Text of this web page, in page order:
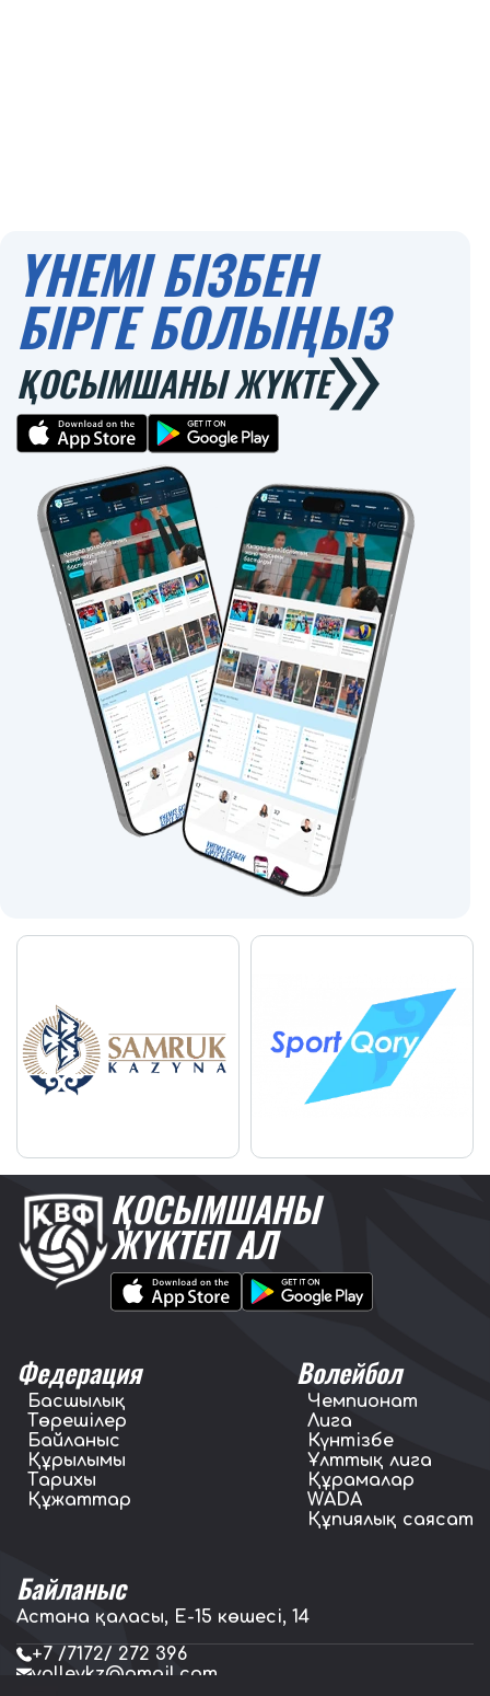
ҮНЕМІ БІЗБЕН
БІРГЕ БОЛЫҢЫЗ
ҚОСЫМШАНЫ ЖҮКТЕ
ҚОСЫМШАНЫ
ЖҮКТЕП АЛ
Федерация
Басшылық
Төрешілер
Байланыс
Құрылымы
Тарихы
Құжаттар
Волейбол
Чемпионат
Лига
Күнтізбе
Ұлттық лига
Құрамалар
WADA
Құпиялық саясат
Байланыс
Астана қаласы, E-15 көшесі, 14
+7 /7172/ 272 396
volleykz@gmail.com